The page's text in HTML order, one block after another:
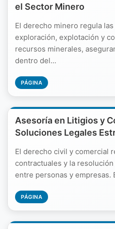
el Sector Minero
El derecho minero regula
exploración, explotación y
recursos minerales,
dentro del...
PÁGINA
Asesoría en Litigios y
Soluciones Legales
El derecho civil y comercial
contractuales y la
entre personas y empresas.
PÁGINA